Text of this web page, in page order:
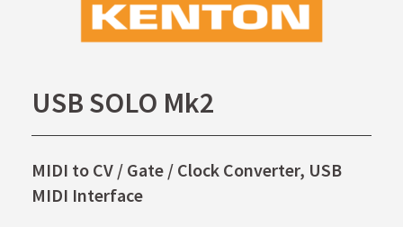
USB SOLO Mk2
MIDI to CV / Gate / Clock Converter, USB
MIDI Interface